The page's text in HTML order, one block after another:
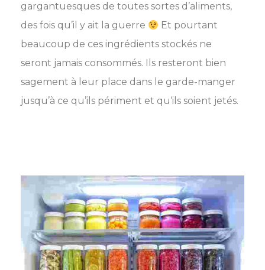
gargantuesques de toutes sortes d’aliments,
des fois qu’il y ait la guerre
Et pourtant
beaucoup de ces ingrédients stockés ne
seront jamais consommés. Ils resteront bien
sagement à leur place dans le garde-manger
jusqu’à ce qu’ils périment et qu‘ils soient jetés.